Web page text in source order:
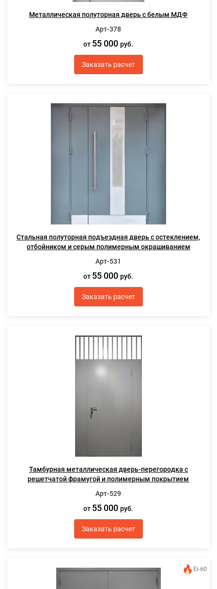
Металлическая полуторная дверь с белым МДФ
Арт-378
от 55 000руб.
Заказать расчет
Стальная полуторная подъездная дверь с остеклением,
отбойником и серым полимерным окрашиванием
Арт-531
от 55 000руб.
Заказать расчет
Тамбурная металлическая дверь-перегородка с
решетчатой фрамугой и полимерным покрытием
Арт-529
от 55 000руб.
Заказать расчет
Ei-60